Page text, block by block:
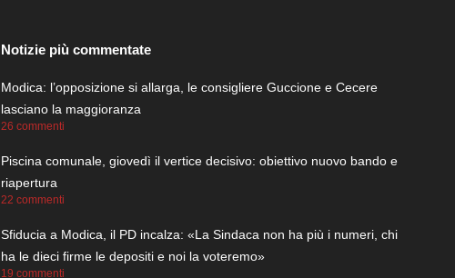
Notizie più commentate
Modica: l’opposizione si allarga, le consigliere Guccione e Cecere
lasciano la maggioranza
26 commenti
Piscina comunale, giovedì il vertice decisivo: obiettivo nuovo bando e
riapertura
22 commenti
Sfiducia a Modica, il PD incalza: «La Sindaca non ha più i numeri, chi
ha le dieci firme le depositi e noi la voteremo»
19 commenti